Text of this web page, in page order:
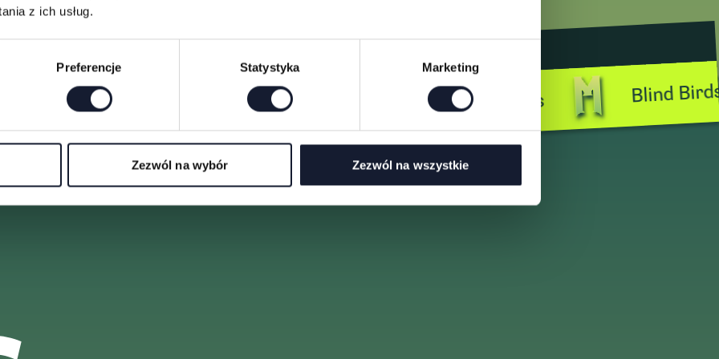
z ich usług.
Preferencje Statystyka Marketing
Zezwól na wybór Zezwól na wszystkie
Blind Birds Blind Birds Blind Birds Blind Birds